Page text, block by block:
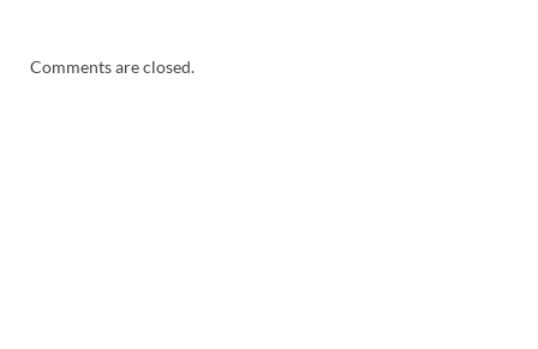
Comments are closed.